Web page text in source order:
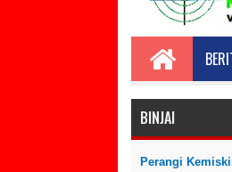
BINJAI
Perangi